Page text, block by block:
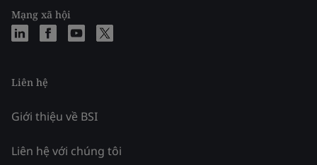
Mạng xã hội
Liên hệ
Giới thiệu về BSI
Liên hệ với chúng tôi